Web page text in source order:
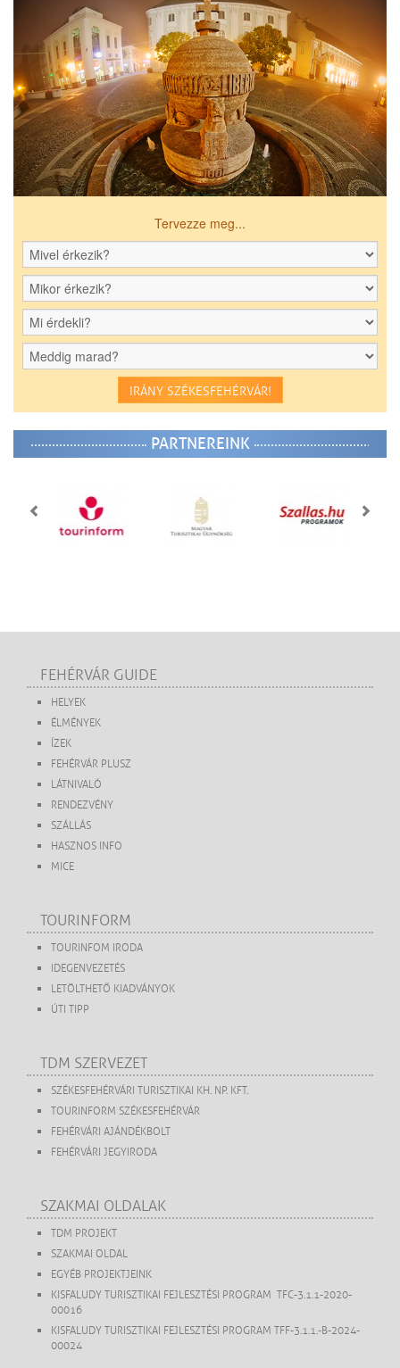
Tervezze meg...
IRÁNY SZÉKESFEHÉRVÁR!
PARTNEREINK
FEHÉRVÁR GUIDE
HELYEK
ÉLMÉNYEK
ÍZEK
FEHÉRVÁR PLUSZ
LÁTNIVALÓ
RENDEZVÉNY
SZÁLLÁS
HASZNOS INFO
MICE
TOURINFORM
TOURINFOM IRODA
IDEGENVEZETÉS
LETÖLTHETŐ KIADVÁNYOK
ÚTI TIPP
TDM SZERVEZET
SZÉKESFEHÉRVÁRI TURISZTIKAI KH. NP. KFT.
TOURINFORM SZÉKESFEHÉRVÁR
FEHÉRVÁRI AJÁNDÉKBOLT
FEHÉRVÁRI JEGYIRODA
SZAKMAI OLDALAK
TDM PROJEKT
SZAKMAI OLDAL
EGYÉB PROJEKTJEINK
KISFALUDY TURISZTIKAI FEJLESZTÉSI PROGRAM TFC-3.1.1-2020-
00016
KISFALUDY TURISZTIKAI FEJLESZTÉSI PROGRAM TFF-3.1.1.-B-2024-
00024